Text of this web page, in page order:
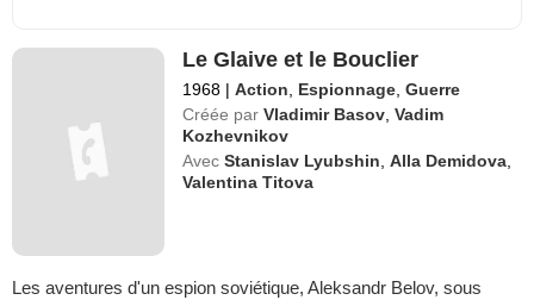
Le Glaive et le Bouclier
1968 | Action, Espionnage,Guerre
Créée par Vladimir Basov,Vadim
Kozhevnikov
Avec Stanislav Lyubshin,Alla Demidova,
Valentina Titova
Les aventures d'un espion soviétique, Aleksandr Belov, sous